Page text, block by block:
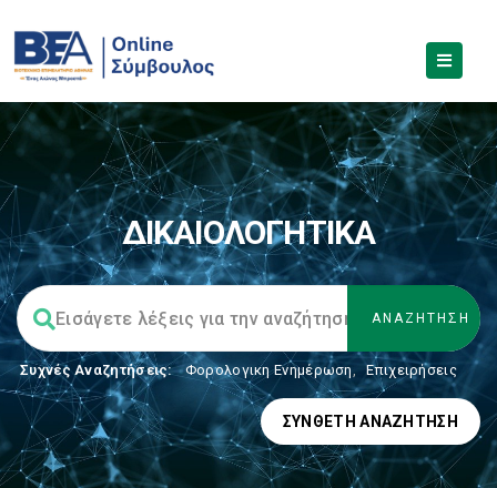
ΔΙΚΑΙΟΛΟΓΗΤΙΚΑ
Συχνές Αναζητήσεις: Φορολογικη Ενημέρωση, Επιχειρήσεις
ΣΎΝΘΕΤΗ ΑΝΑΖΉΤΗΣΗ